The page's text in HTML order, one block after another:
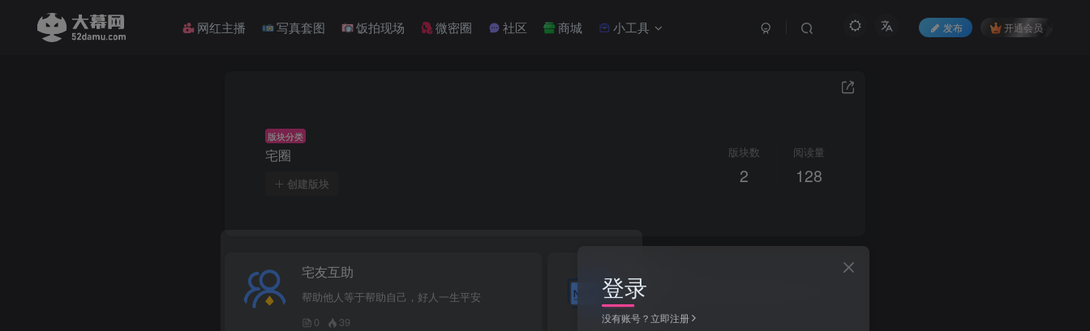
网红主播 写真套图 饭拍现场 微密圈 社区 商城 小工具 发布 开通会员
版块分类
宅圈
创建版块
版块数
2
阅读量
128
宅友互助
帮助他人等于帮助自己，好人一生平安
0
39
宅友专属空间，网红资讯，聊天灌水，交流，学
习！
4
89
登录
没有账号？立即注册